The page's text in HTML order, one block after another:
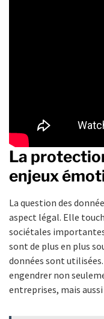
La
enjeux
La question des
aspect légal. Elle
sociétales
sont de plus en plus
données sont
engendrer non
entreprises, mais